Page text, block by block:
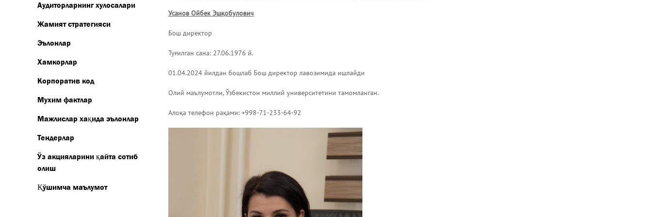
Аудиторларнинг хулосалари
Жамият стратегияси
Эълонлар
Хамкорлар
Корпоратив код
Мухим фактлар
Мажлислар хақида эълонлар
Тендерлар
Ўз акцияларини қайта сотиб
олиш
Қўшимча маълумот
Усанов Ойбек Эшқобулович
Бош директор
Туғилган сана: 27.06.1976 й.
01.04.2024 йилдан бошлаб Бош директор лавозимида ишлайди
Олий маълумотли, Ўзбекистон миллий университетини тамомланган.
Алоқа телефон рақами: +998-71-233-64-92